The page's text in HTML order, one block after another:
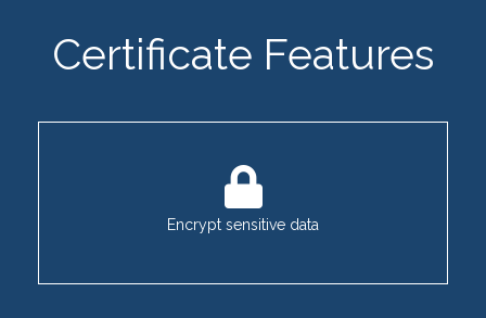
Certificate Features
Encrypt sensitive data